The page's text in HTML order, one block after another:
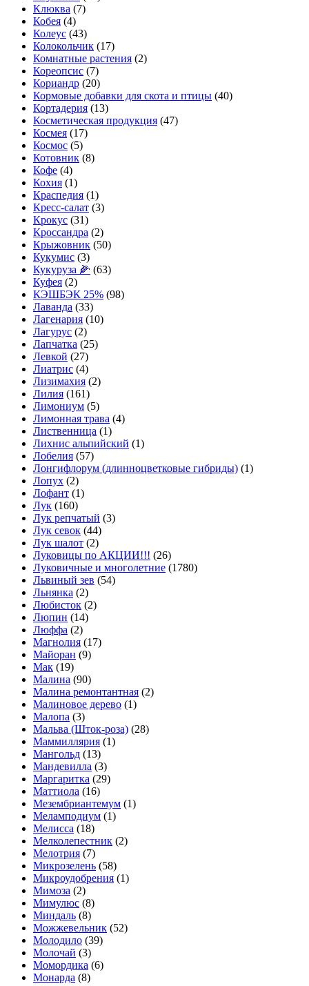
Клюква (7)
Кобея (4)
Колеус (43)
Колокольчик (17)
Комнатные растения (2)
Кореопсис (7)
Кориандр (20)
Кормовые добавки для скота и птицы (40)
Кортадерия (13)
Косметическая продукция (47)
Космея (17)
Космос (5)
Котовник (8)
Кофе (4)
Кохия (1)
Краспедия (1)
Кресс-салат (3)
Крокус (31)
Кроссандра (2)
Крыжовник (50)
Кукумис (3)
Кукуруза 🌽 (63)
Куфея (2)
КЭШБЭК 25% (98)
Лаванда (33)
Лагенария (10)
Лагурус (2)
Лапчатка (25)
Левкой (27)
Лиатрис (4)
Лизимахия (2)
Лилия (161)
Лимониум (5)
Лимонная трава (4)
Лиственница (1)
Лихнис альпийский (1)
Лобелия (57)
Лонгифлорум (длинноцветковые гибриды) (1)
Лопух (2)
Лофант (1)
Лук (160)
Лук репчатый (3)
Лук севок (44)
Лук шалот (2)
Луковицы по АКЦИИ!!! (26)
Луковичные и многолетние (1780)
Львиный зев (54)
Льнянка (2)
Любисток (2)
Люпин (14)
Люффа (2)
Магнолия (17)
Майоран (9)
Мак (19)
Малина (90)
Малина ремонтантная (2)
Малиновое дерево (1)
Малопа (3)
Мальва (Шток-роза) (28)
Маммиллярия (1)
Мангольд (13)
Мандевилла (3)
Маргаритка (29)
Маттиола (16)
Мезембриантемум (1)
Меламподиум (1)
Мелисса (18)
Мелколепестник (2)
Мелотрия (7)
Микрозелень (58)
Микроудобрения (1)
Мимоза (2)
Мимулюс (8)
Миндаль (8)
Можжевельник (52)
Молодило (39)
Молочай (3)
Момордика (6)
Монарда (8)